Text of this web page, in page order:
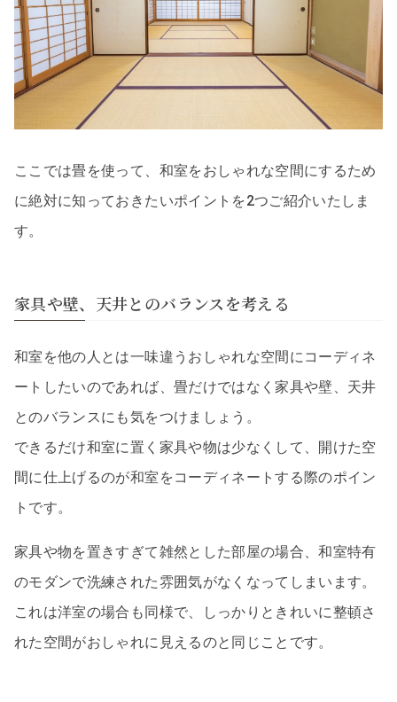
ここでは畳を使って、和室をおしゃれな空間にするため
に絶対に知っておきたいポイントを2つご紹介いたしま
す。
家具や壁、天井とのバランスを考える
和室を他の人とは一味違うおしゃれな空間にコーディネ
ートしたいのであれば、畳だけではなく家具や壁、天井
とのバランスにも気をつけましょう。
できるだけ和室に置く家具や物は少なくして、開けた空
間に仕上げるのが和室をコーディネートする際のポイン
トです。
家具や物を置きすぎて雑然とした部屋の場合、和室特有
のモダンで洗練された雰囲気がなくなってしまいます。
これは洋室の場合も同様で、しっかりときれいに整頓さ
れた空間がおしゃれに見えるのと同じことです。